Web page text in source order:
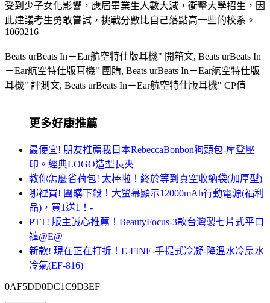
受到少子女化影響，應屆畢業生人數大減，衝擊大學招生，因
此建議考生勇敢嘗試，挑戰分數比自己落點高一些的校系。
1060216
Beats urBeats In－Ear航空特仕版耳機" 開箱文, Beats urBeats In
－Ear航空特仕版耳機" 團購, Beats urBeats In－Ear航空特仕版
耳機" 評測文, Beats urBeats In－Ear航空特仕版耳機" CP值
更多好康推薦
最便宜! 朋友推薦我日本RebeccaBonbon狗頭包-摩登壓
印。經典LOGO造型長夾
教你怎麼省荷包! 太棒啦！終於等到真空收納袋(加厚型)
哪裡買! 團購下殺！大螢幕顯示12000mAh行動電源(福利
品)，買1送1！-
PTT! 版主誠心推薦！BeautyFocus-3款台灣製七片式平口
褲@E@
新款! 現在正在打折！E-FINE-手提式冷凝-降溫水冷扇水
冷氣(EF-816)
0AF5DD0DC1C9D3EF